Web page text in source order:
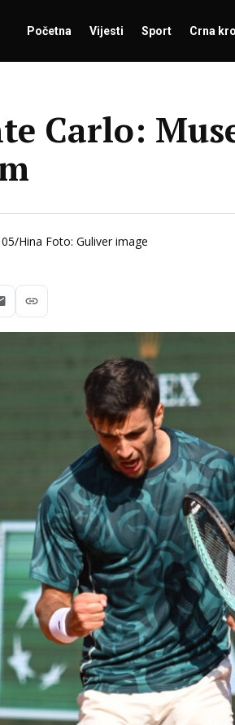
Početna Vijesti Sport Crna
Carlo:
Hina Foto: Guliver image